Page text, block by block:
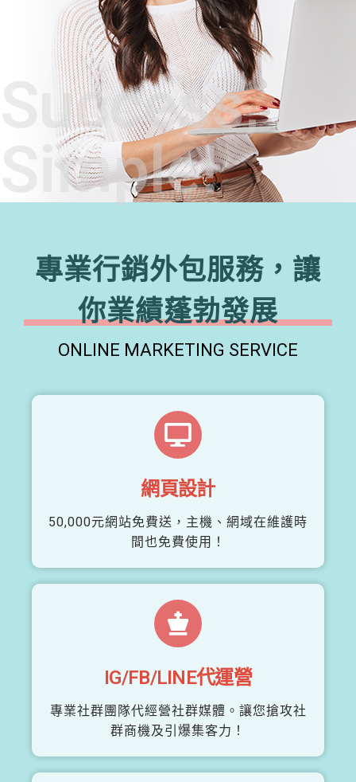
Success,
Simple!
專業行銷外包服務，讓
你業績蓬勃發展
ONLINE MARKETING SERVICE
網頁設計
50,000元網站免費送，主機、網域在維護時
間也免費使用！
IG/FB/LINE代運營
專業社群團隊代經營社群媒體。讓您搶攻社
群商機及引爆集客力！